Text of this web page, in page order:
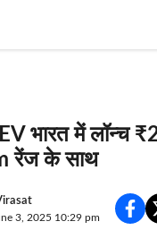
भारत में लॉन्च
रेंज के साथ
3, 2025 10:29 pm